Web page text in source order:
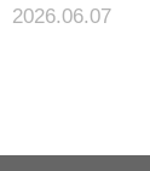
2026.06.07